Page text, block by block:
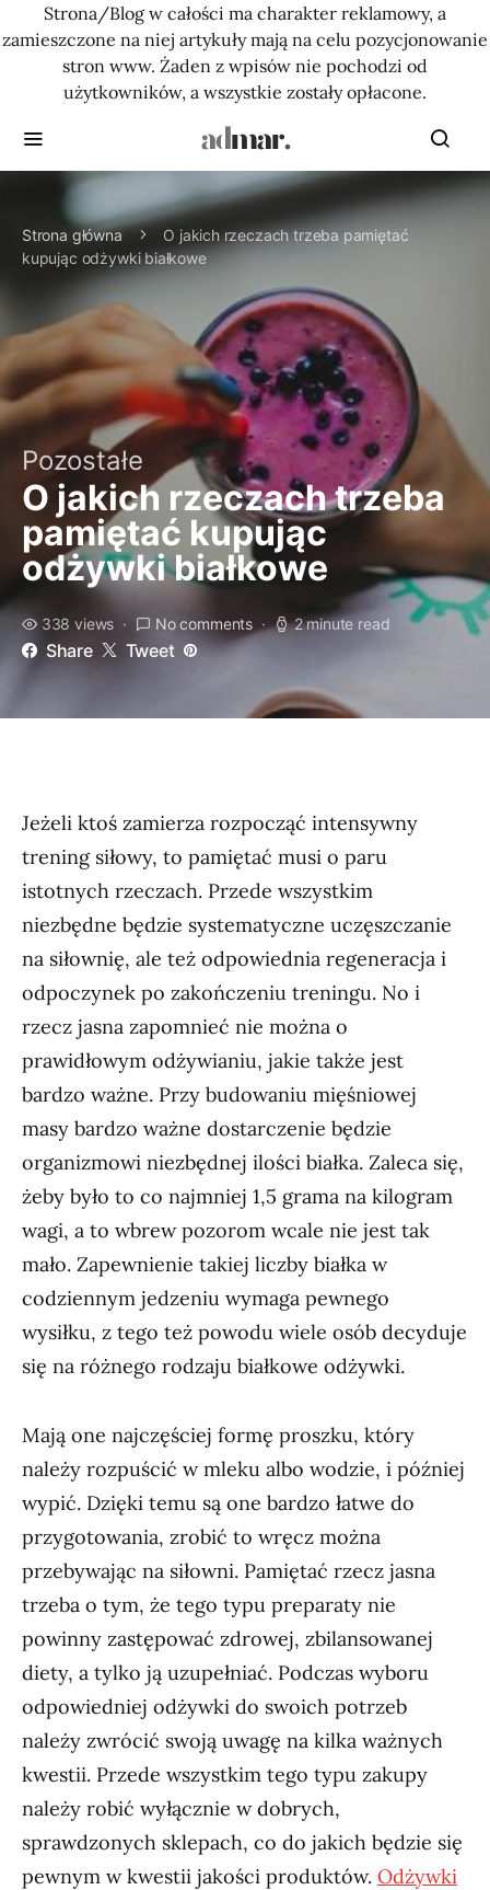
Strona/Blog w całości ma charakter reklamowy, a
zamieszczone na niej artykuły mają na celu pozycjonowanie
stron www. Żaden z wpisów nie pochodzi od
użytkowników, a wszystkie zostały opłacone.
Strona główna
O jakich rzeczach trzeba pamiętać
kupując odżywki białkowe
Pozostałe
O jakich rzeczach trzeba
pamiętać kupując
odżywki białkowe
338 views No comments 2 minute read
Share Tweet
Jeżeli ktoś zamierza rozpocząć intensywny
trening siłowy, to pamiętać musi o paru
istotnych rzeczach. Przede wszystkim
niezbędne będzie systematyczne uczęszczanie
na siłownię, ale też odpowiednia regeneracja i
odpoczynek po zakończeniu treningu. No i
rzecz jasna zapomnieć nie można o
prawidłowym odżywianiu, jakie także jest
bardzo ważne. Przy budowaniu mięśniowej
masy bardzo ważne dostarczenie będzie
organizmowi niezbędnej ilości białka. Zaleca się,
żeby było to co najmniej 1,5 grama na kilogram
wagi, a to wbrew pozorom wcale nie jest tak
mało. Zapewnienie takiej liczby białka w
codziennym jedzeniu wymaga pewnego
wysiłku, z tego też powodu wiele osób decyduje
się na różnego rodzaju białkowe odżywki.
Mają one najczęściej formę proszku, który
należy rozpuścić w mleku albo wodzie, i później
wypić. Dzięki temu są one bardzo łatwe do
przygotowania, zrobić to wręcz można
przebywając na siłowni. Pamiętać rzecz jasna
trzeba o tym, że tego typu preparaty nie
powinny zastępować zdrowej, zbilansowanej
diety, a tylko ją uzupełniać. Podczas wyboru
odpowiedniej odżywki do swoich potrzeb
należy zwrócić swoją uwagę na kilka ważnych
kwestii. Przede wszystkim tego typu zakupy
należy robić wyłącznie w dobrych,
sprawdzonych sklepach, co do jakich będzie się
pewnym w kwestii jakości produktów. Odżywki